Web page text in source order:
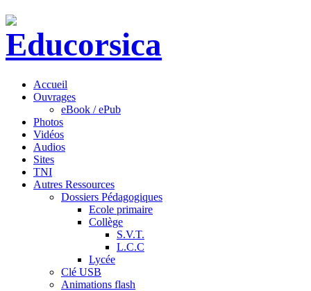
Accueil
Ouvrages
eBook / ePub
Photos
Vidéos
Audios
Sites
TNI
Autres Ressources
Dossiers Pédagogiques
Ecole primaire
Collège
S.V.T.
L.C.C
Lycée
Clé USB
Animations flash